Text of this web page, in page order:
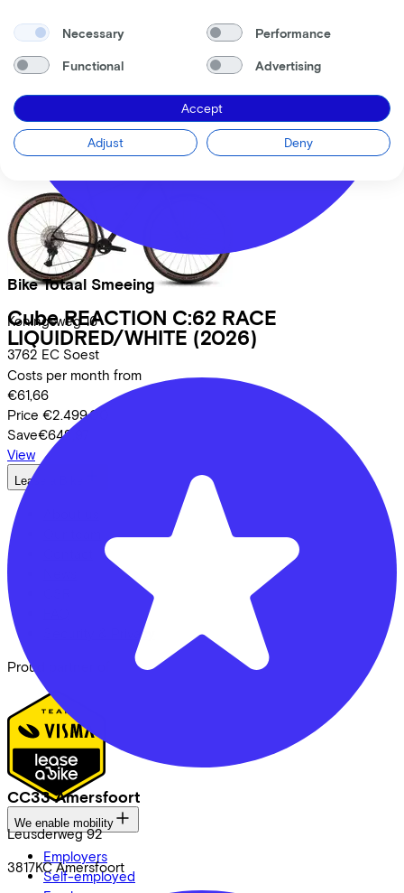
Bike Totaal Smeeing
Koningsweg 16
3762 EC Soest
CC33 Amersfoort
Leusderweg 92
3817KC Amersfoort
Costs per month from
€63,65
Price €2.599,00
Save€651,17
View
Cube REACTION C:62 RACE
LIQUIDRED/WHITE (2026)
Costs per month from
€61,66
Price €2.499,00
Save€642,97
View
Lease a Bike
Security & Privacy
Proud partner of
We enable mobility
Employers
Self-employed
Necessary Performance
Functional Advertising
Accept
Adjust Deny